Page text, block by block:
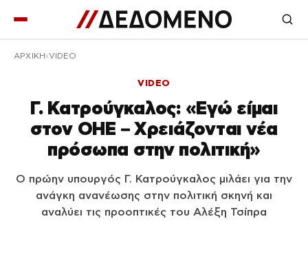
ΑΡΧΙΚΉ VIDEO
VIDEO
Γ. Κατρούγκαλος: «Εγώ είμαι
στον ΟΗΕ – Χρειάζονται νέα
πρόσωπα στην πολιτική»
Ο πρώην υπουργός Γ. Κατρούγκαλος μιλάει για την
ανάγκη ανανέωσης στην πολιτική σκηνή και
αναλύει τις προοπτικές του Αλέξη Τσίπρα